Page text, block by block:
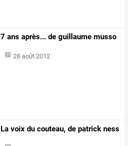
7 ans après... de guillaume musso
28 août 2012
La voix du couteau, de patrick ness